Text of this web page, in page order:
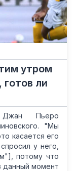
утром
ли
Джан Пьеро
"Мы
касается его
у него,
потому что
данный момент